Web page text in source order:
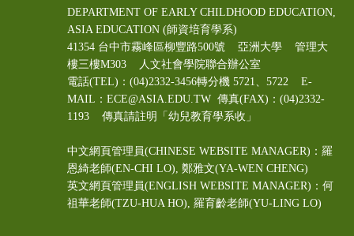
DEPARTMENT OF EARLY CHILDHOOD EDUCATION,
ASIA EDUCATION (師資培育學系)
41354 台中市霧峰區柳豐路500號 亞洲大學 管理大
樓三樓M303 人文社會學院聯合辦公室
電話(TEL)：(04)2332-3456轉分機 5721、5722 E-
MAIL：ECE@ASIA.EDU.TW 傳真(FAX)：(04)2332-
1193 傳真請註明「幼兒教育學系收」
中文網頁管理員(CHINESE WEBSITE MANAGER)：羅
恩綺老師(EN-CHI LO) , 鄭雅文(YA-WEN CHENG)
英文網頁管理員(ENGLISH WEBSITE MANAGER)：何
祖華老師(TZU-HUA HO), 羅育齡老師(YU-LING LO)